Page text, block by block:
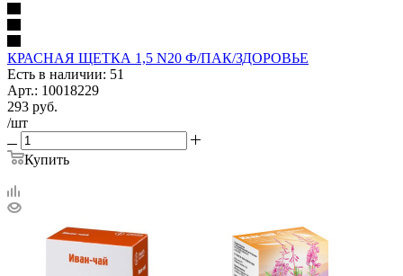
КРАСНАЯ ЩЕТКА 1,5 N20 Ф/ПАК/ЗДОРОВЬЕ
Есть в наличии: 51
Арт.: 10018229
293 руб.
/шт
Купить